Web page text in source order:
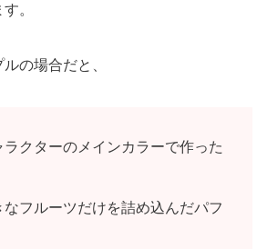
。
の場合だと、
ラクターのメインカラーで作った
なフルーツだけを詰め込んだパフ